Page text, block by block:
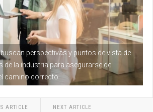
perspectivas y puntos de vista de
de la industria para asegurarse de
camino correcto
ARTICLE NEXT ARTICLE